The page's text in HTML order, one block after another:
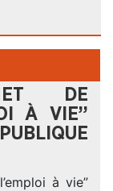
DE
À VIE”
à vie”